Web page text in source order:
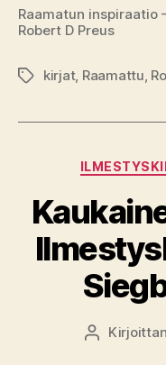
Raamatun inspiraatio
Robert D Preus
Avainsanat
kirjat, Raamattu,
Kirjoittaja